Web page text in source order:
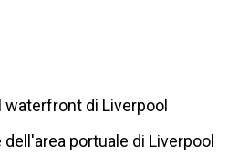
waterfront di Liverpool
portuale di Liverpool